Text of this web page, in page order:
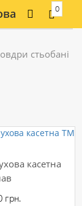
0
стьобані
касетна
грн.